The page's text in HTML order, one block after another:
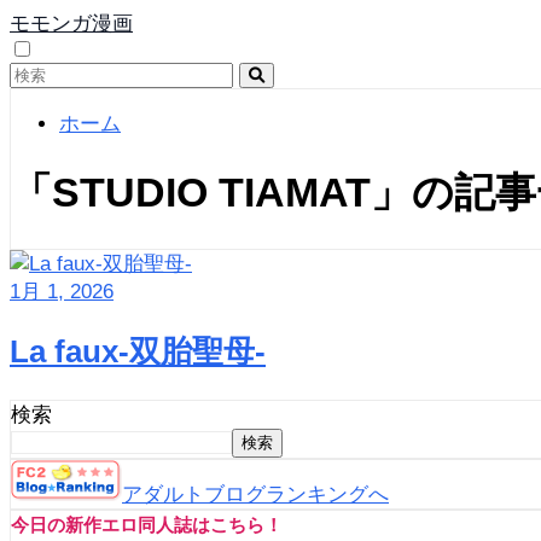
モモンガ漫画
ホーム
「STUDIO TIAMAT」の記
1月 1, 2026
La faux-双胎聖母-
検索
検索
アダルトブログランキングへ
今日の新作エロ同人誌はこちら！